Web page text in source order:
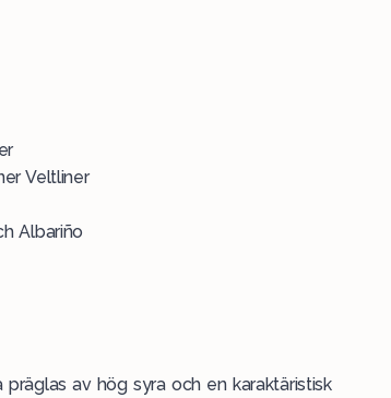
Veltliner
Albariño
av hög syra och en karaktäristisk